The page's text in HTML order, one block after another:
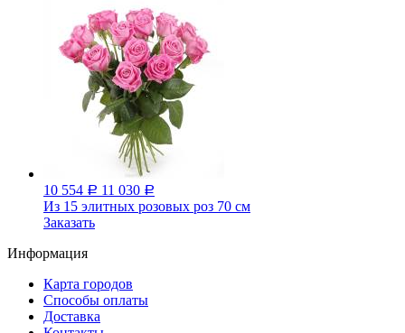
10 554 Р 11 030 Р
Из 15 элитных розовых роз 70 см
Заказать
Информация
Карта городов
Способы оплаты
Доставка